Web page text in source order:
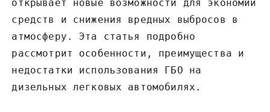
открывает новые возможности для экономии
средств и снижения вредных выбросов в
атмосферу. Эта статья подробно
рассмотрит особенности, преимущества и
недостатки использования ГБО на
дизельных легковых автомобилях.